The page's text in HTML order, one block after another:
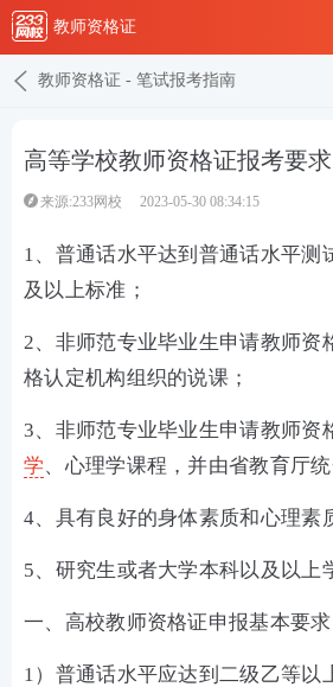
教师资格证
教师资格证 - 笔试报考指南
高等学校教师资格证报考要求
来源:233网校 2023-05-30 08:34:15
1、普通话水平达到普通话水平测
及以上标准；
2、非师范专业毕业生申请教师资
格认定机构组织的说课；
3、非师范专业毕业生申请教师资
学、心理学课程，并由省教育厅
4、具有良好的身体素质和心理素
5、研究生或者大学本科以及以上
一、高校教师资格证申报基本要求
1）普通话水平应达到二级乙等以